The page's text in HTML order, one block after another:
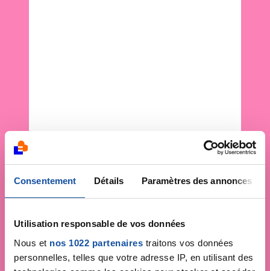
Consentement Détails Paramètres des annonces
Utilisation responsable de vos données
Nous et nos 1022 partenaires traitons vos données
personnelles, telles que votre adresse IP, en utilisant des